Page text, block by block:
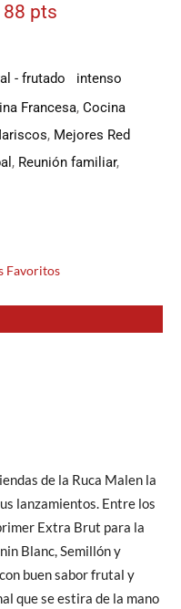
88 pts
- frutado
intenso
Francesa, Cocina
, Mejores Red
, Reunión familiar,
Favoritos
de la Ruca Malen la
lanzamientos. Entre los
Extra Brut para la
Blanc, Semillón y
buen sabor frutal y
que se estira de la mano